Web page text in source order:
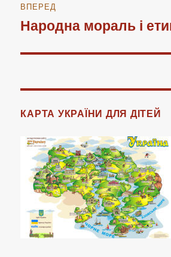
ВПЕРЕД
Наступний
Народна мораль і
КАРТА УКРАЇНИ ДЛЯ ДІТЕЙ